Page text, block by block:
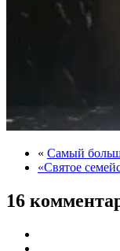
« Самый
«Святое
16